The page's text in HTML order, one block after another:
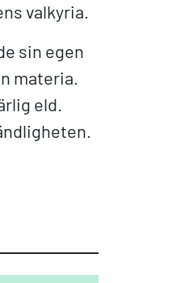
valkyria.
sin egen
materia.
eld.